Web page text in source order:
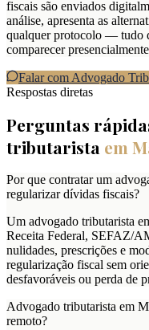
fiscais são enviados
análise, apresenta as
qualquer protocolo — tudo
comparecer
Falar com Advogado
Respostas diretas
Perguntas
tributarista em
Por que contratar um
regularizar dívidas fiscais?
Um advogado tributarista
Receita Federal, SEFAZ/
nulidades, prescrições e
regularização fiscal sem
desfavoráveis ou perda de
Advogado tributarista em
remoto?